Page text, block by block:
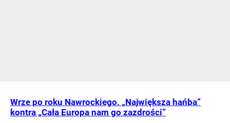
Wrze po roku Nawrockiego. „Największa hańba”
kontra „Cała Europa nam go zazdrości”